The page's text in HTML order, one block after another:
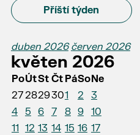
Příští týden
duben 2026 červen 2026
květen 2026
PoÚtSt Čt PáSoNe
272829301 2
3
4
5 6 7 8 9
10
11 12 13 14 15 16 17